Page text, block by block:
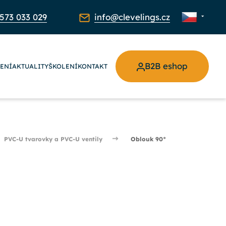
033 029 info@clevelings.cz
AKTUALITYŠKOLENÍKONTAKT B2B eshop
PVC-U tvarovky a PVC-U ventily Oblouk 90°